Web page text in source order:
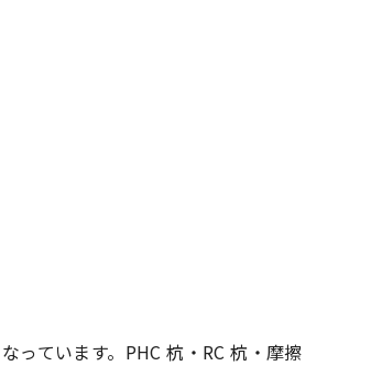
っています。PHC 杭・RC 杭・摩擦